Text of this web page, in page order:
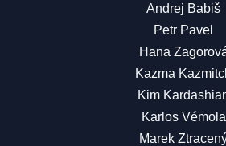
Andrej Babiš
Petr Pavel
Hana
Kazma
Kim
Karlos Vémola
Marek